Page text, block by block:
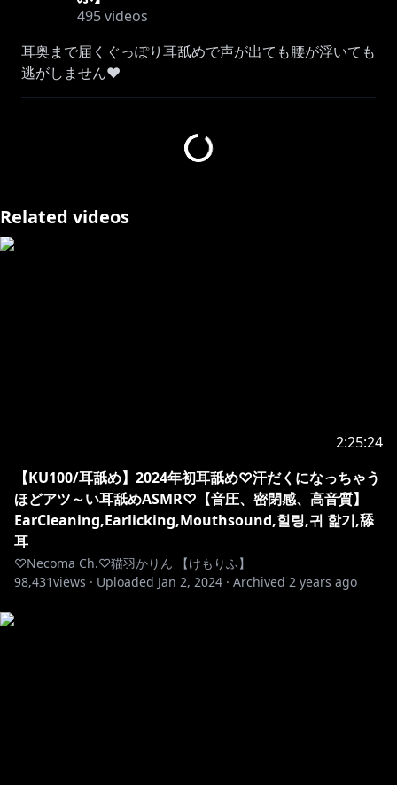
495videos
耳奥まで届くぐっぽり耳舐めで声が出ても腰が浮いても
逃がしません♥
使用機材：KU100
୨୧‥∵‥‥∵‥‥∵‥‥∵‥‥∵‥‥∵‥୨୧
です🍀
【配信中のお約束ごと】
全てのお客様が素敵な時間を、素敵な思い出として残す
ために、
以下のような行為はすべてお控えいただけますようご協
力をお願いいたします。
Related videos
2:25:24
【KU100/耳舐め】2024年初耳舐め♡汗だくになっちゃう
ほどアツ～い耳舐めASMR♡【音圧、密閉感、高音質】
EarCleaning,Earlicking,Mouthsound,힐링,귀 핥기,舔
耳
♡Necoma Ch.♡猫羽かりん 【けもりふ】
98,431views · Uploaded Jan 2, 2024 · Archived 2 years ago